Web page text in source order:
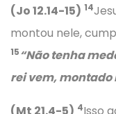
(Jo 12.14-15) 14
montou nele,
15“Não tenha
rei vem,
(Mt 21.4-5) 4Isso